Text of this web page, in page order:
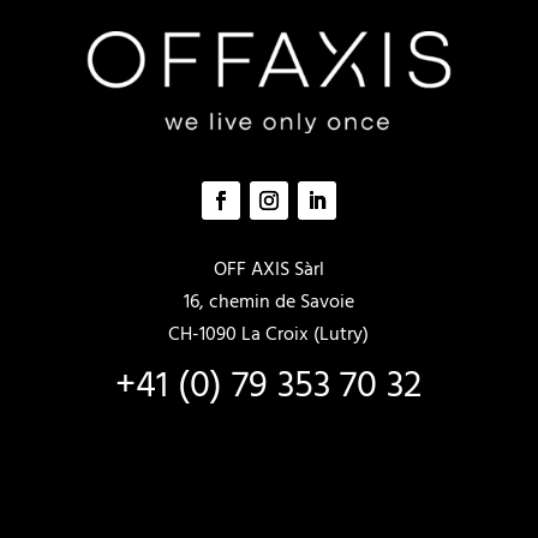
OFF AXIS Sàrl
16, chemin de Savoie
CH-1090 La Croix (Lutry)
+41 (0) 79 353 70 32